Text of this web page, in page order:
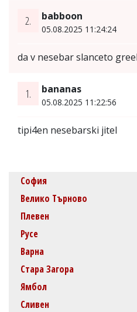
2. babboon
05.08.2025 11:24:24
da v nesebar slanceto
1. bananas
05.08.2025 11:22:56
tipi4en nesebarski jitel
София
Велико Търново
Плевен
Русе
Варна
Стара Загора
Ямбол
Сливен